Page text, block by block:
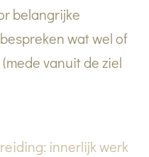
belangrijke
wat wel of
vanuit de ziel
innerlijk werk